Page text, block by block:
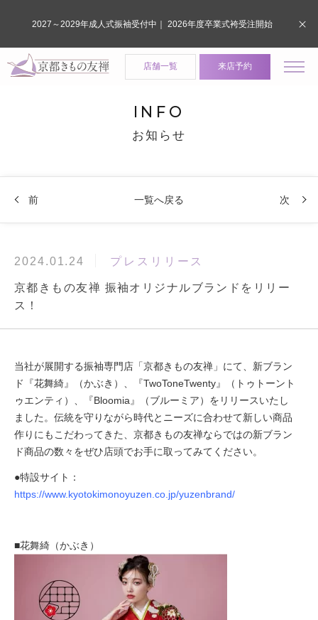
店舗一覧 来店予約
INFO
お知らせ
前 一覧へ戻る 次
2024.01.24 プレスリリース
京都きもの友禅 振袖オリジナルブランドをリリー
ス！
当社が展開する振袖専⾨店「京都きもの友禅」にて、新ブラン
ド『花舞綺』（かぶき）、『TwoToneTwenty』（トゥトーント
ゥエンティ）、『Bloomia』（ブルーミア）をリリースいたし
ました。伝統を守りながら時代とニーズに合わせて新しい商品
作りにもこだわってきた、京都きもの友禅ならではの新ブラン
ド商品の数々をぜひ店頭でお手に取ってみてください。
●特設サイト：
https://www.kyotokimonoyuzen.co.jp/yuzenbrand/
■花舞綺（かぶき）
2027～2029年成人式振袖受付中｜ 2026年度卒業式袴受注開始